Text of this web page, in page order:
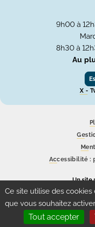
Ce site utilise des
que vous souhaitez activer
Tout accepter
9h00 à
8h30 à
Au
X -
Accessibilité :
Un site